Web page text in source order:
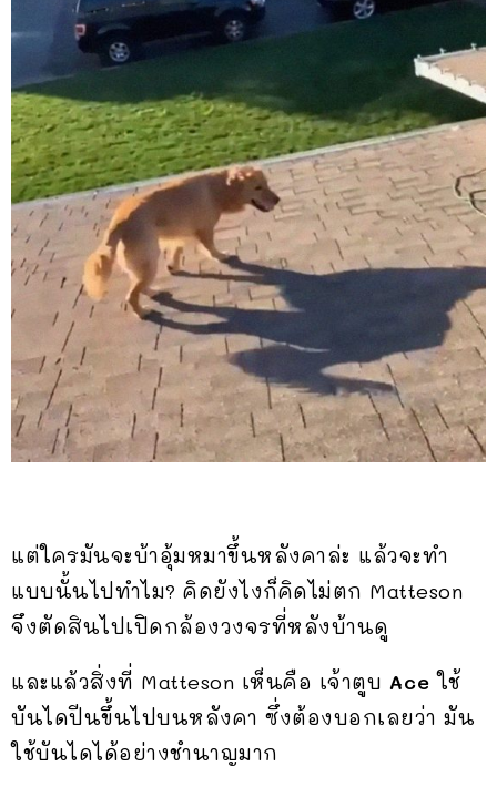
แต่ใครมันจะบ้าอุ้มหมาขึ้นหลังคาล่ะ แล้วจะทำ
แบบนั้นไปทำไม? คิดยังไงก็คิดไม่ตก Matteson
จึงตัดสินไปเปิดกล้องวงจรที่หลังบ้านดู
และแล้วสิ่งที่ Matteson เห็นคือ เจ้าตูบ Ace ใช้
บันไดปีนขึ้นไปบนหลังคา ซึ่งต้องบอกเลยว่า มัน
ใช้บันไดได้อย่างชำนาญมาก